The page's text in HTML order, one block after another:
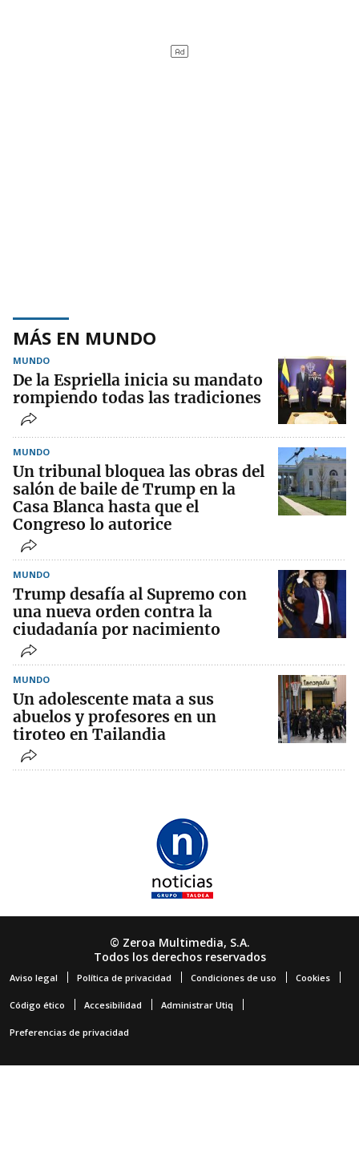
MÁS EN MUNDO
MUNDO
De la Espriella inicia su mandato
rompiendo todas las tradiciones
MUNDO
Un tribunal bloquea las obras del
salón de baile de Trump en la
Casa Blanca hasta que el
Congreso lo autorice
MUNDO
Trump desafía al Supremo con
una nueva orden contra la
ciudadanía por nacimiento
MUNDO
Un adolescente mata a sus
abuelos y profesores en un
tiroteo en Tailandia
© Zeroa Multimedia, S.A.
Todos los derechos reservados
Aviso legal Política de privacidad Condiciones de uso Cookies
Código ético Accesibilidad Administrar Utiq
Preferencias de privacidad